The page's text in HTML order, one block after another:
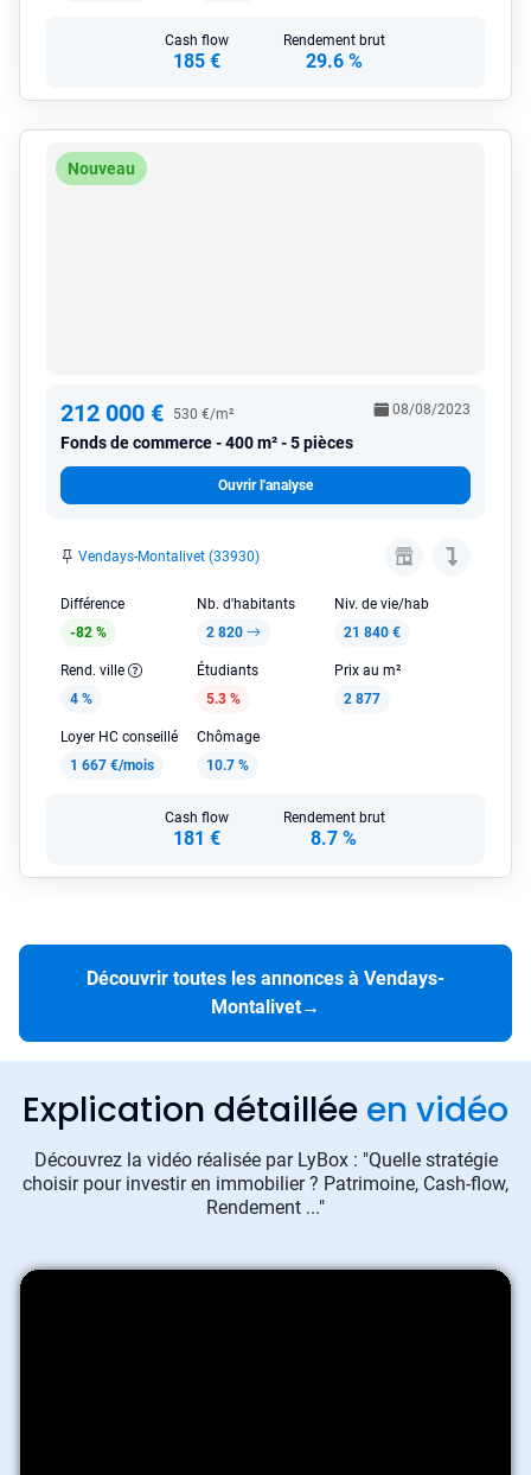
Cash flow
185 €
Rendement brut
29.6 %
Nouveau
212 000 € 530 €/m²
Fonds de commerce 400 m² - 5 pièces
08/08/2023
Ouvrir l'analyse
Vendays-Montalivet (33930)
Différence
-82 %
Nb. d'habitants
2 820
Niv. de vie/hab
21 840 €
Rend. ville
4 %
Étudiants
5.3 %
Prix au m²
2 877
Loyer HC conseillé
1 667 €/mois
Chômage
10.7 %
Cash flow
181 €
Rendement brut
8.7 %
Découvrir toutes les annonces à Vendays-
Montalivet→
Explication détaillée en vidéo
Découvrez la vidéo réalisée par LyBox : "Quelle stratégie
choisir pour investir en immobilier ? Patrimoine, Cash-flow,
Rendement ..."